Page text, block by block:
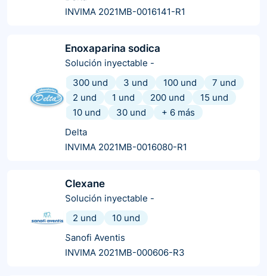
INVIMA 2021MB-0016141-R1
Enoxaparina sodica
Solución inyectable -
300 und
3 und 100 und
7 und
2 und
1 und 200 und
15 und
10 und
30 und + 6 más
Delta
INVIMA 2021MB-0016080-R1
Clexane
Solución inyectable -
2 und
10 und
Sanofi Aventis
INVIMA 2021MB-000606-R3